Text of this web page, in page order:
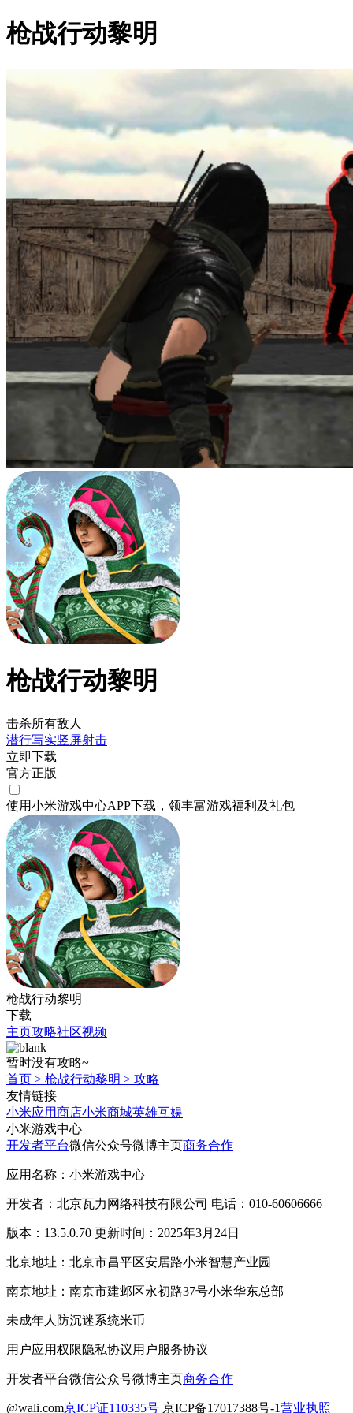
枪战行动黎明
枪战行动黎明
击杀所有敌人
潜行写实竖屏射击
立即下载
官方正版
使用小米游戏中心APP下载 ，领丰富游戏福利 及礼包
枪战行动黎明
下载
主页攻略社区视频
暂时没有攻略~
首页 > 枪战行动黎明 > 攻略
友情链接
小米应用商店小米商城英雄互娱
小米游戏中心
开发者平台微信公众号微博主页商务合作
应用名称：小米游戏中心
开发者：北京瓦力网络科技有限公司 电话：010-60606666
版本：13.5.0.70 更新时间：2025年3月24日
北京地址：北京市昌平区安居路小米智慧产业园
南京地址：南京市建邺区永初路37号小米华东总部
未成年人防沉迷系统米币
用户应用权限隐私协议用户服务协议
开发者平台微信公众号微博主页商务合作
@wali.com京ICP证110335号 京ICP备17017388号-1营业执照